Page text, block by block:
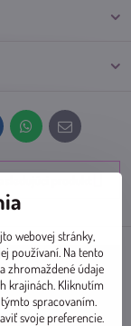
WhatsApp
E-
mail
webovej stránky,
používaní. Na tento
zhromaždené údaje
krajinách. Kliknutím
spracovaním.
svoje preferencie.